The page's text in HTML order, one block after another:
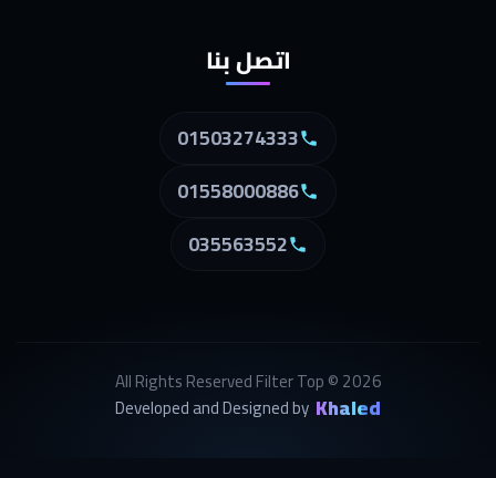
اتصل بنا
01503274333
01558000886
035563552
All Rights Reserved Filter Top © 2026
Developed and Designed by Khaled